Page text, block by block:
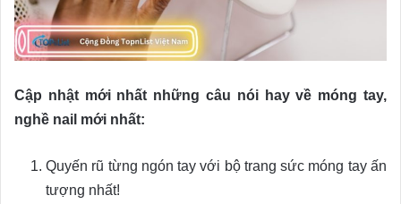
Cập nhật mới nhất những câu nói hay về móng tay,
nghề nail mới nhất:
Quyến rũ từng ngón tay với bộ trang sức móng tay ấn
tượng nhất!